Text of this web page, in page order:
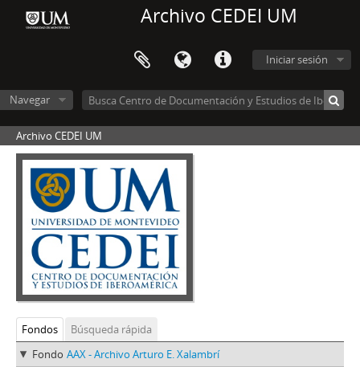
Archivo CEDEI UM
Iniciar sesión
Navegar
Archivo CEDEI UM
Fondos
Búsqueda rápida
Fondo AAX - Archivo Arturo E. Xalambrí